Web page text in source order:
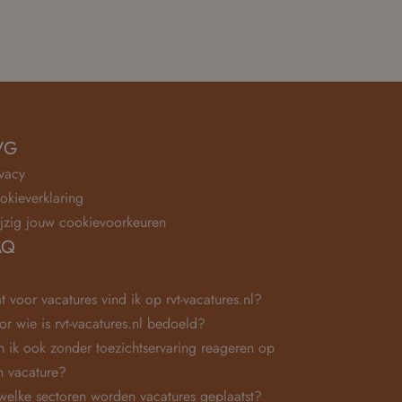
jouw cookievoorkeuren
voor vacatures vind ik op rvt-vacatures.nl?
wie is rvt-vacatures.nl bedoeld?
ik ook zonder toezichtservaring reageren op
vacature?
sectoren worden vacatures geplaatst?